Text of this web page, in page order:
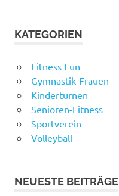
KATEGORIEN
Fitness Fun
Gymnastik-Frauen
Kinderturnen
Senioren-Fitness
Sportverein
Volleyball
NEUESTE BEITRÄGE